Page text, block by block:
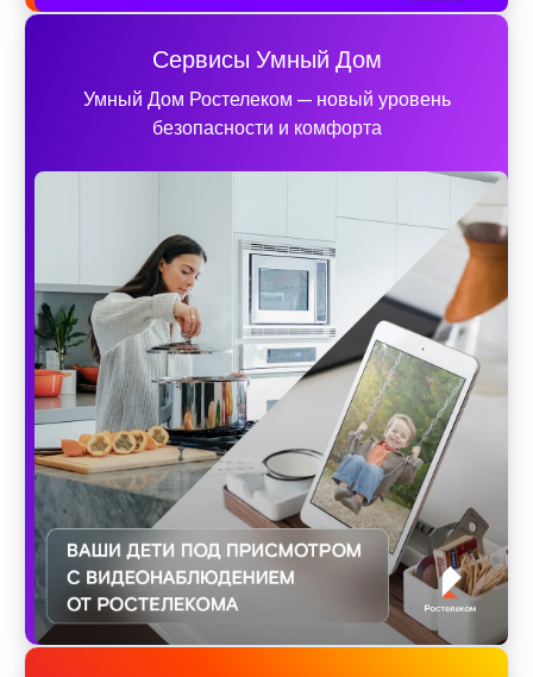
Сервисы Умный Дом
Умный Дом Ростелеком — новый уровень
безопасности и комфорта